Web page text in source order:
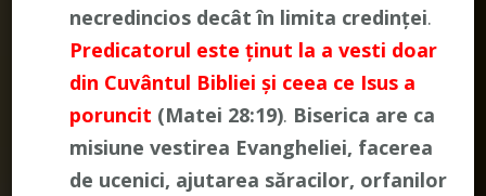
necredincios decât în limita credinței.
Predicatorul este ținut la a vesti doar
din Cuvântul Bibliei și ceea ce Isus a
poruncit (Matei 28:19). Biserica are ca
misiune vestirea Evangheliei, facerea
de ucenici, ajutarea săracilor, orfanilor